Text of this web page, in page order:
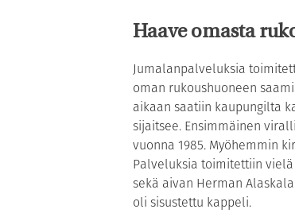
Haave omasta
Jumalanpalveluksia
oman rukoushuoneen
aikaan saatiin kaupungilta
sijaitsee. Ensimmäinen
vuonna 1985. Myöhemmin
Palveluksia toimitettiin
sekä aivan Herman
oli sisustettu kappeli.